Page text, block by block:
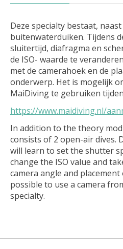
Deze specialty bestaat,
buitenwaterduiken. Tijdens
sluitertijd, diafragma en
de ISO- waarde te
met de camerahoek en de
onderwerp. Het is mogelijk
MaiDiving te gebruiken
https://www.maidiving.nl/
In addition to the theory
consists of 2 open-air dives.
will learn to set the shutter
change the ISO value and
camera angle and
possible to use a camera
specialty.